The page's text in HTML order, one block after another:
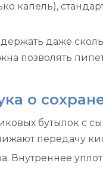
капель),
даже
позволять
о
бутылок с
передачу
Внутреннее